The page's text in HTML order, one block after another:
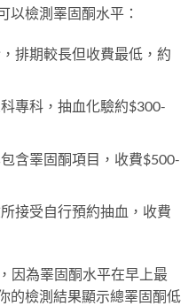
以檢測睪固酮水平：
排期較長但收費最低，約
專科，抽血化驗約$300-
含睪固酮項目，收費$500-
接受自行預約抽血，收費
因為睪固酮水平在早上最
的檢測結果顯示總睪固酮低